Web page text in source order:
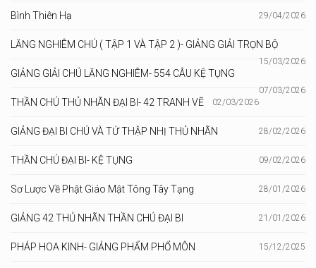
Bình Thiên Hạ 29/04/2026
LĂNG NGHIÊM CHÚ ( TẬP 1 VÀ TẬP 2 )- GIẢNG GIẢI TRỌN BỘ
15/03/2026
GIẢNG GIẢI CHÚ LĂNG NGHIÊM- 554 CÂU KỆ TỤNG
07/03/2026
THẦN CHÚ THỦ NHÃN ĐẠI BI- 42 TRANH VẼ 02/03/2026
GIẢNG ĐẠI BI CHÚ VÀ TỨ THẬP NHỊ THỦ NHÃN 28/02/2026
THẦN CHÚ ĐẠI BI- KỆ TỤNG 09/02/2026
Sơ Lược Về Phật Giáo Mật Tông Tây Tạng 28/01/2026
GIẢNG 42 THỦ NHÃN THẦN CHÚ ĐẠI BI 21/01/2026
PHÁP HOA KINH- GIẢNG PHẨM PHỔ MÔN 15/12/2025